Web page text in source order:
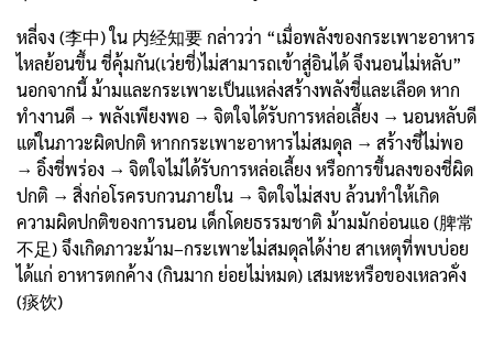
หลี่จง (李中) ใน 内经知要 กล่าวว่า “เมื่อพลังของกระเพาะอาหาร
ไหลย้อนขึ้น ชี่คุ้มกัน(เว่ยชี่)ไม่สามารถเข้าสู่อินได้ จึงนอนไม่หลับ”
นอกจากนี้ ม้ามและกระเพาะเป็นแหล่งสร้างพลังชี่และเลือด หาก
ทำงานดี → พลังเพียงพอ → จิตใจได้รับการหล่อเลี้ยง → นอนหลับดี
แต่ในภาวะผิดปกติ หากกระเพาะอาหารไม่สมดุล → สร้างชี่ไม่พอ
→ อิ๋งชี่พร่อง → จิตใจไม่ได้รับการหล่อเลี้ยง หรือการขึ้นลงของชี่ผิด
ปกติ → สิ่งก่อโรครบกวนภายใน → จิตใจไม่สงบ ล้วนทำให้เกิด
ความผิดปกติของการนอน เด็กโดยธรรมชาติ ม้ามมักอ่อนแอ (脾常
不足) จึงเกิดภาวะม้าม–กระเพาะไม่สมดุลได้ง่าย สาเหตุที่พบบ่อย
ได้แก่ อาหารตกค้าง (กินมาก ย่อยไม่หมด) เสมหะหรือของเหลวคั่ง
(痰饮)